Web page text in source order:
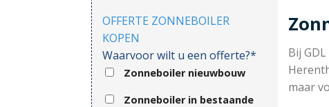
OFFERTE ZONNEBOILER
KOPEN
Waarvoor wilt u een offerte?*
Zonneboiler nieuwbouw
Zonneboiler in bestaande
Bij
maar